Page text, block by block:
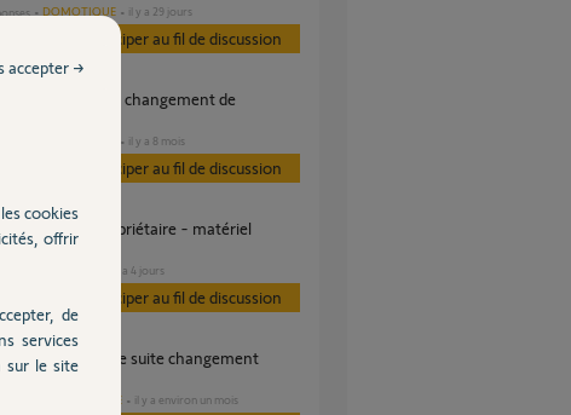
DOMOTIQUE il y a 29 jours
Participer au fil de discussion
il y a 8 mois
Participer au fil de discussion
il y a 4 jours
Participer au fil de discussion
DOMOTIQUE il y a environ un mois
cookies
offrir
de
services
sur le site
accepter →